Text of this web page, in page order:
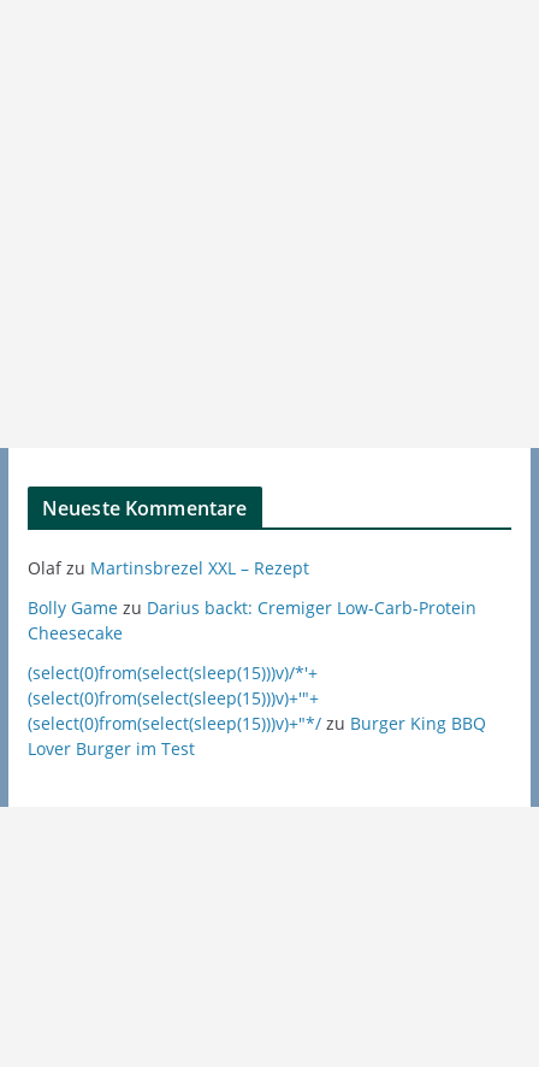
Neueste Kommentare
Olafzu Martinsbrezel XXL – Rezept
Bolly Gamezu Darius backt: Cremiger Low-Carb-Protein
Cheesecake
(select(0)from(select(sleep(15)))v)/*'+
(select(0)from(select(sleep(15)))v)+'"+
(select(0)from(select(sleep(15)))v)+"*/zu Burger King BBQ
Lover Burger im Test